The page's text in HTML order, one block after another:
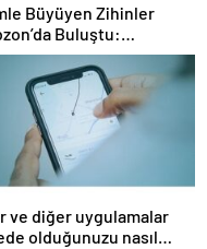
Büyüyen Zihinler
Buluştu:
Bilim Rüzgârı
Haber Şafak
ve diğer uygulamalar
olduğunuzu nasıl